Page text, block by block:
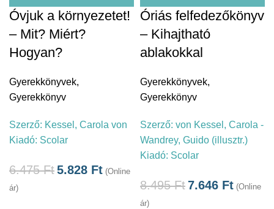
Óvjuk a környezetet!
– Mit? Miért?
Hogyan?
Gyerekkönyvek,
Gyerekkönyv
Szerző: Kessel, Carola von
Kiadó: Scolar
6.475Ft5.828 Ft (Online
ár)
Óriás felfedezőkönyv
– Kihajtható
ablakokkal
Gyerekkönyvek,
Gyerekkönyv
Szerző: von Kessel, Carola -
Wandrey, Guido (illusztr.)
Kiadó: Scolar
8.495Ft7.646 Ft (Online
ár)